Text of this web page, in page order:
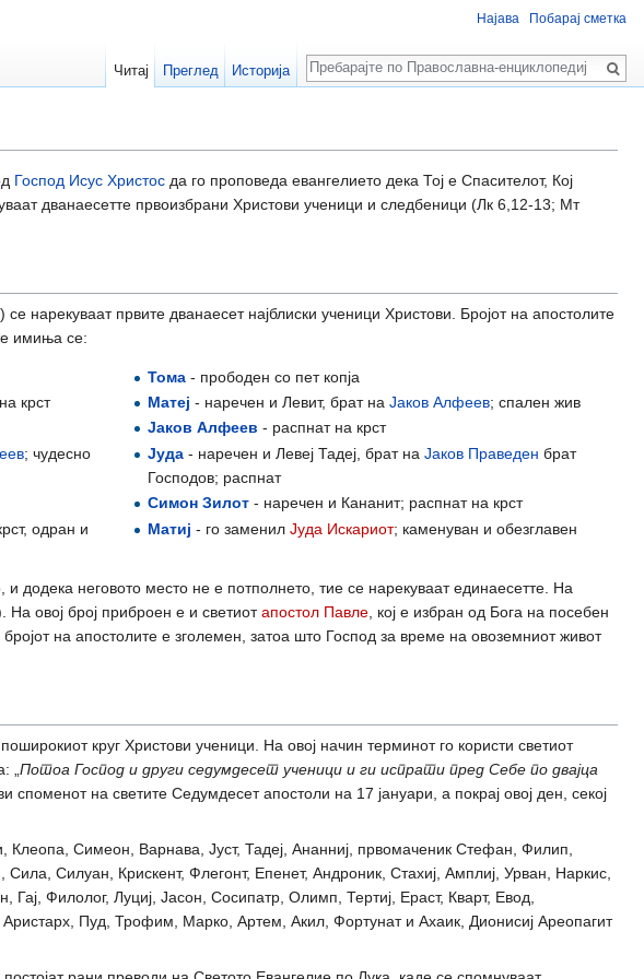
Господ Исус Христос да го проповеда евангелието дека Тој е Спасителот, Кој
дванаесетте првоизбрани Христови ученици и следбеници (Лк 6,12-13; Мт
нарекуваат првите дванаесет најблиски ученици Христови. Бројот на апостолите
имиња се:
крст
; чудесно
одран и
Тома - прободен со пет копја
Матеј - наречен и Левит, брат наЈаков Алфеев; спален жив
Јаков Алфеев - распнат на крст
Јуда - наречен и Левеј Тадеј, брат наЈаков Праведен брат
Господов; распнат
Симон Зилот - наречен и Кананит; распнат на крст
Матиј - го заменилЈуда Искариот; каменуван и обезглавен
и додека неговото место не е потполнето, тие се нарекуваат единаесетте. На
овој број приброен е и светиотапостол Павле, кој е избран од Бога на посебен
на апостолите е зголемен, затоа што Господ за време на овоземниот живот
круг Христови ученици. На овој начин терминот го користи светиот
„Потоа Господ и други седумдесет ученици и ги испрати пред Себе по двајца
споменот на светите Седумдесет апостоли на 17 јануари, а покрај овој ден, секој
Клеопа, Симеон, Варнава, Јуст, Тадеј, Ананниј, првомаченик Стефан, Филип,
Силуан, Крискент, Флегонт, Епенет, Андроник, Стахиј, Амплиј, Урван, Наркис,
Филолог, Луциј, Јасон, Сосипатр, Олимп, Тертиј, Ераст, Кварт, Евод,
Пуд, Трофим, Марко, Артем, Акил, Фортунат и Ахаик, Дионисиј Ареопагит
Најава Побарај сметка
Читај Преглед Историја
Пребарај